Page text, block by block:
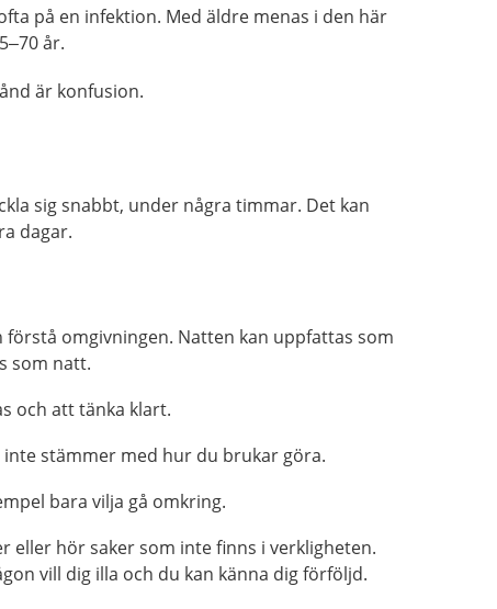
på en infektion. Med äldre menas i den här
år.
är konfusion.
sig snabbt, under några timmar. Det kan
dagar.
omgivningen. Natten kan uppfattas som
som natt.
och att tänka klart.
stämmer med hur du brukar göra.
bara vilja gå omkring.
eller hör saker som inte finns i verkligheten.
vill dig illa och du kan känna dig förföljd.